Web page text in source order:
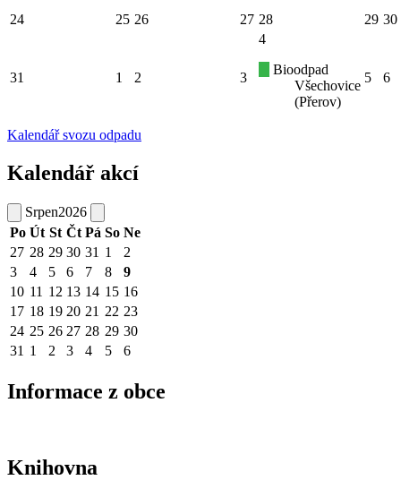
24 25 26 27 28 29 30
31 1 2 3
4
Bioodpad
Všechovice
(Přerov)
5 6
Kalendář svozu odpadu
Kalendář akcí
Srpen2026
Po Út St Čt Pá So Ne
27 28 29 30 31 1
2
3
4 5 6 7 8
9
10 11 12 13 14 15 16
17 18 19 20 21 22 23
24 25 26 27 28 29 30
31 1 2 3 4 5 6
Informace z obce
Knihovna